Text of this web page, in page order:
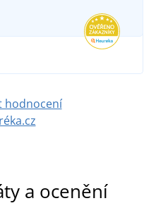
hodnocení
a ocenění